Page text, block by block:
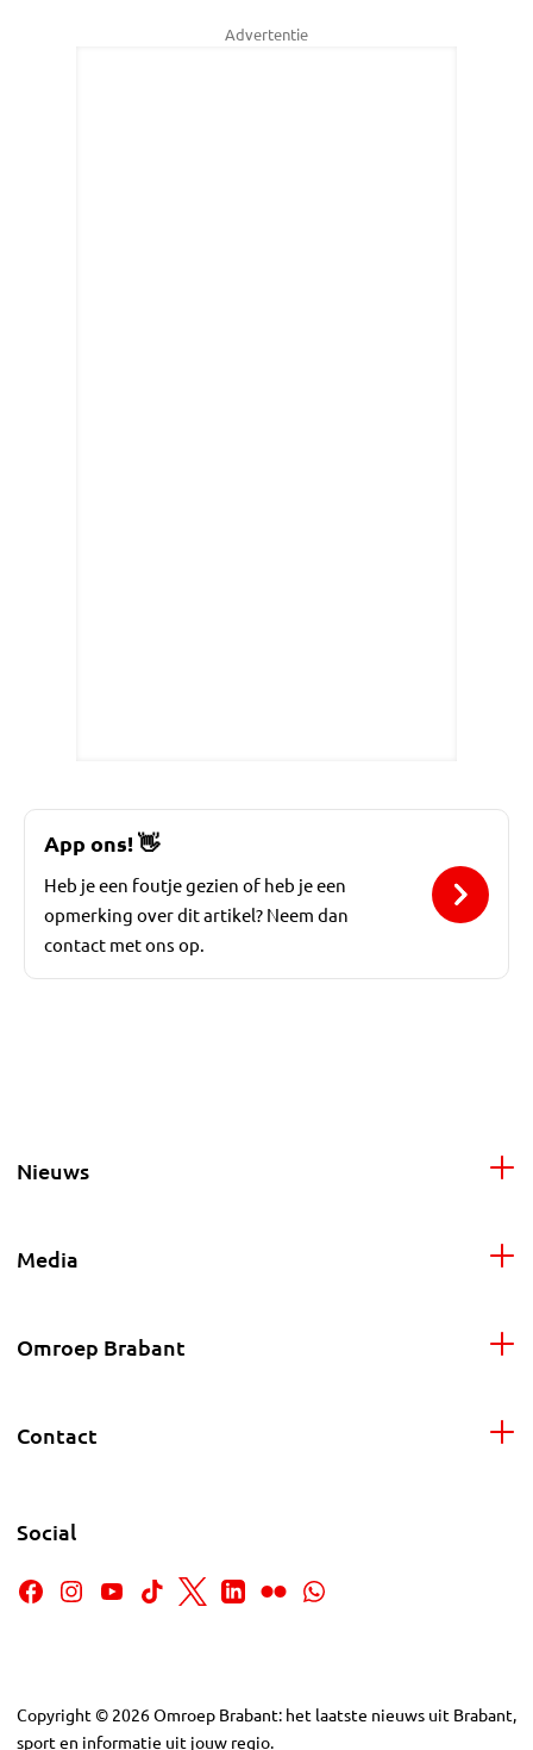
Advertentie
App ons!👋
Heb je een foutje gezien of heb je een
opmerking over dit artikel? Neem dan
contact met ons op.
Nieuws
Media
Omroep Brabant
Contact
Social
Copyright © 2026Omroep Brabant: het laatste nieuws uit Brabant,
sport en informatie uit jouw regio.